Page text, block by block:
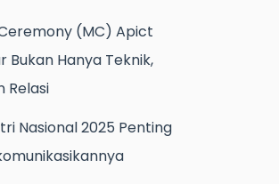
(MC) Apict
Bukan Hanya Teknik,
Relasi
Nasional 2025 Penting